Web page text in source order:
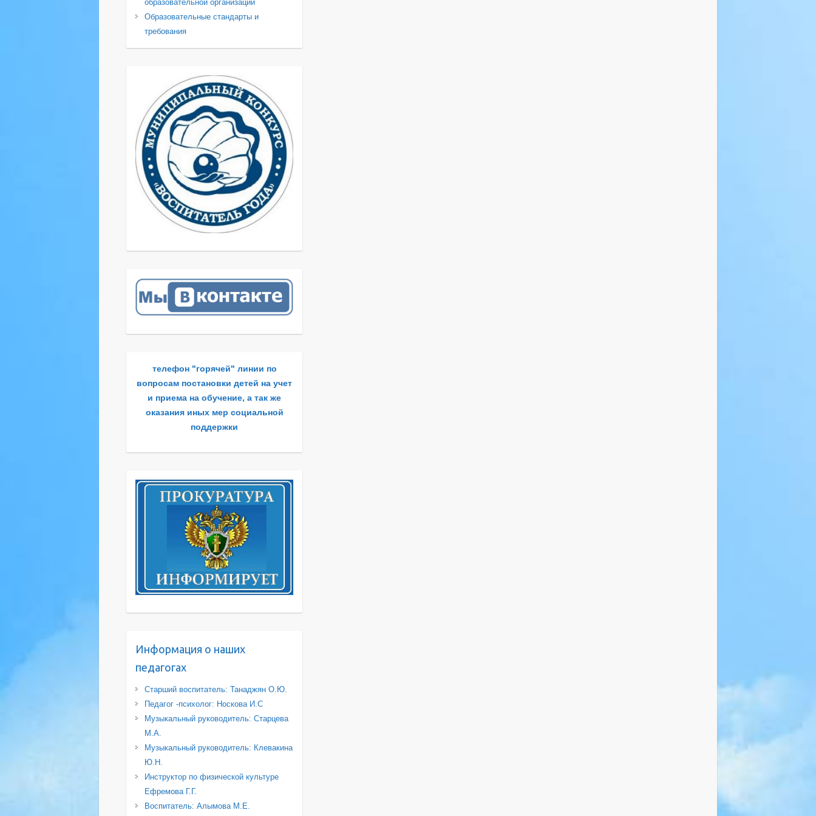
образовательной организации
Образовательные стандарты и
требования
телефон "горячей" линии по
вопросам постановки детей на учет
и приема на обучение, а так же
оказания иных мер социальной
поддержки
Информация о наших
педагогах
Старший воспитатель: Танаджян О.Ю.
Педагог -психолог: Носкова И.С
Музыкальный руководитель: Старцева
М.А.
Музыкальный руководитель: Клевакина
Ю.Н.
Инструктор по физической культуре
Ефремова Г.Г.
Воспитатель: Алымова М.Е.